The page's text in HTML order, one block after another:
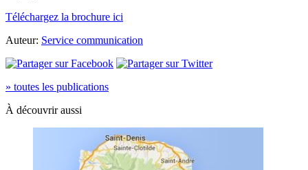
Téléchargez la brochure ici
Auteur: Service communication
» toutes les publications
À découvrir aussi